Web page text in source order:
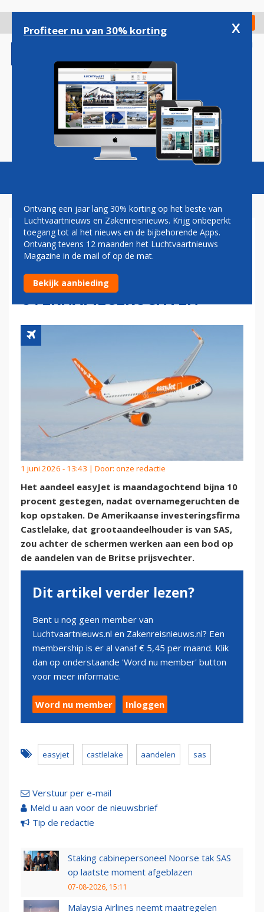
gaan
Check in
Magazine Podcasts Vacatures
AANDEEL EASYJET SCHIET
OMHOOG OP LONDENSE
BEURS NA
OVERNAMEGERUCHTEN
1 juni 2026 - 13:43 | Door: onze redactie
Het aandeel easyJet is maandagochtend bijna 10
procent gestegen, nadat overnamegeruchten de
kop opstaken. De Amerikaanse investeringsfirma
Castlelake, dat grootaandeelhouder is van SAS,
zou achter de schermen werken aan een bod op
de aandelen van de Britse prijsvechter.
Dit artikel verder lezen?
Bent u nog geen member van
Luchtvaartnieuws.nl en Zakenreisnieuws.nl? Een
membership is er al vanaf € 5,45 per maand. Klik
dan op onderstaande 'Word nu member' button
voor meer informatie.
Word nu member Inloggen
easyjet castlelake aandelen sas
Verstuur per e-mail
Meld u aan voor de nieuwsbrief
Tip de redactie
Staking cabinepersoneel Noorse tak SAS
op laatste moment afgeblazen
07-08-2026, 15:11
Malaysia Airlines neemt maatregelen
Profiteer nu van 30% korting x
Ontvang een jaar lang 30% korting op het beste van
Luchtvaartnieuws en Zakenreisnieuws. Krijg onbeperkt
toegang tot al het nieuws en de bijbehorende Apps.
Ontvang tevens 12 maanden het Luchtvaartnieuws
Magazine in de mail of op de mat.
Bekijk aanbieding